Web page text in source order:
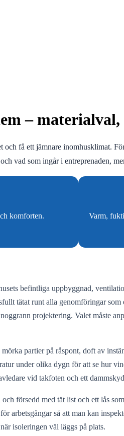
–
få ett jämnare inomhusklimat.
vad som ingår i entreprenaden,
komforten.
Varm,
befintliga uppbyggnad,
tätat runt alla genomföringar
projektering. Valet måste
partier på råspont, doft av
under olika dygn för att se hur
vid takfoten och ett
försedd med tät list och ett lås
arbetsgångar så att man kan
isoleringen väl läggs på plats.